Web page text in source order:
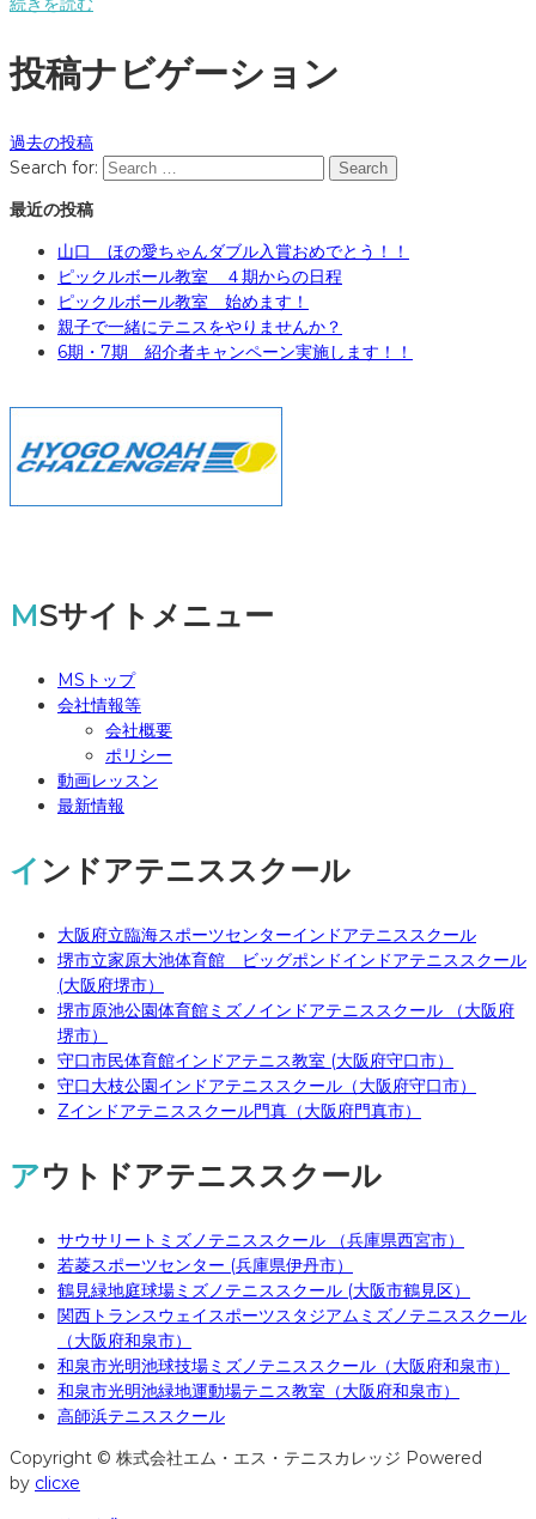
投稿ナビゲーション
過去の投稿
Search for:
Search
最近の投稿
山口 ほの愛ちゃんダブル入賞おめでとう！！
ピックルボール教室 ４期からの日程
ピックルボール教室 始めます！
親子で一緒にテニスをやりませんか？
6期・7期 紹介者キャンペーン実施します！！
MSサイトメニュー
MSトップ
会社情報等
会社概要
ポリシー
動画レッスン
最新情報
インドアテニススクール
大阪府立臨海スポーツセンターインドアテニススクール
堺市立家原大池体育館 ビッグポンドインドアテニススクール
(大阪府堺市）
堺市原池公園体育館ミズノインドアテニススクール （大阪府
堺市）
守口市民体育館インドアテニス教室 (大阪府守口市）
守口大枝公園インドアテニススクール（大阪府守口市）
Zインドアテニススクール門真（大阪府門真市）
アウトドアテニススクール
サウサリートミズノテニススクール （兵庫県西宮市）
若菱スポーツセンター (兵庫県伊丹市）
鶴見緑地庭球場ミズノテニススクール (大阪市鶴見区）
関西トランスウェイスポーツスタジアムミズノテニススクール
（大阪府和泉市）
和泉市光明池球技場ミズノテニススクール（大阪府和泉市）
和泉市光明池緑地運動場テニス教室（大阪府和泉市）
高師浜テニススクール
Copyright © 株式会社エム・エス・テニスカレッジ Powered
by clicxe